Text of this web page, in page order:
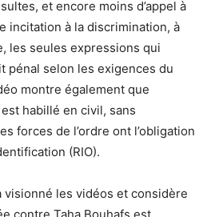
et encore moins d’appel à
incitation à la discrimination, à
les seules expressions qui
pénal selon les exigences du
montre également que
habillé en civil, sans
forces de l’ordre ont l’obligation
(RIO).
visionné les vidéos et considère